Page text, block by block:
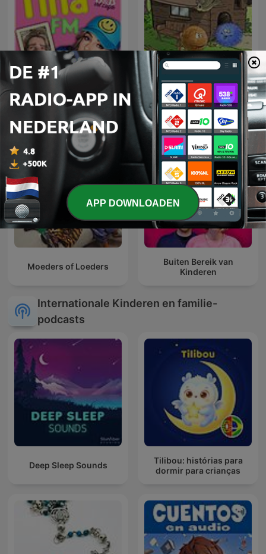
Tina FM: B&B Vol Liefde Bolletje en Pluisje
Moeders of Loeders
Buiten Bereik van
Kinderen
Internationale Kinderen en familie-
podcasts
Deep Sleep Sounds
Tilibou: histórias para
dormir para crianças
APP DOWNLOADEN